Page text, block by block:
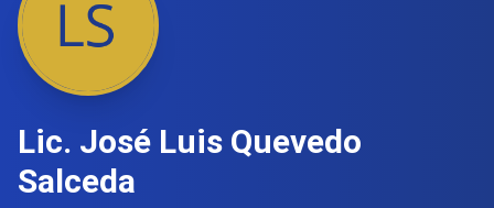
Lic. José Luis Quevedo
Salceda